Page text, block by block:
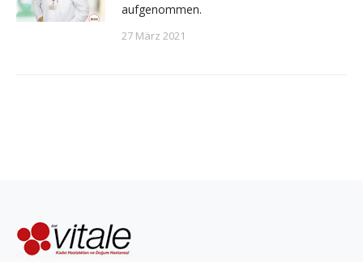
aufgenommen.
27 März 2021